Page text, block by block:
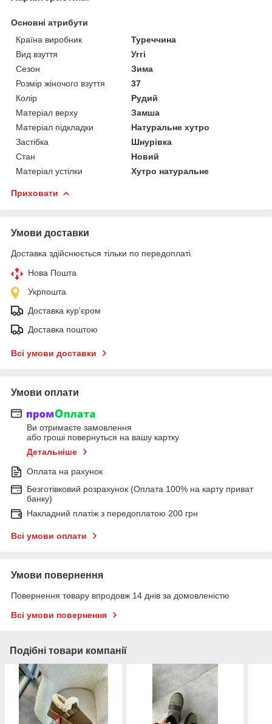
Основні атрибути
Країна виробник
Туреччина
Вид взуття
Уггі
Сезон
Зима
Розмір жіночого взуття
37
Колір
Рудий
Матеріал верху
Замша
Матеріал підкладки
Натуральне хутро
Застібка
Шнурівка
Стан
Новий
Матеріал устілки
Хутро натуральне
Приховати
Умови доставки
Доставка здійснюється тільки по передоплаті.
Нова Пошта
Укрпошта
Доставка кур'єром
Доставка поштою
Всі умови доставки
Умови оплати
Ви отримаєте замовлення
або гроші повернуться на вашу картку
Детальніше
Оплата на рахунок
Безготівковий розрахунок (Оплата 100% на карту приват
банку)
Накладний платіж з передоплатою 200 грн
Всі умови оплати
Умови повернення
Повернення товару впродовж 14 днів за домовленістю
Всі умови повернення
Подібні товари компанії